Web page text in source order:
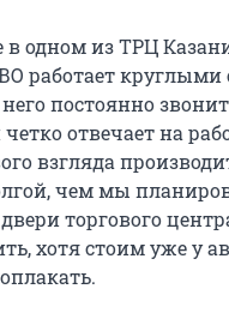
в одном из ТРЦ
работает
постоянно
отвечает на
взгляда
чем мы
торгового
хотя стоим уже у